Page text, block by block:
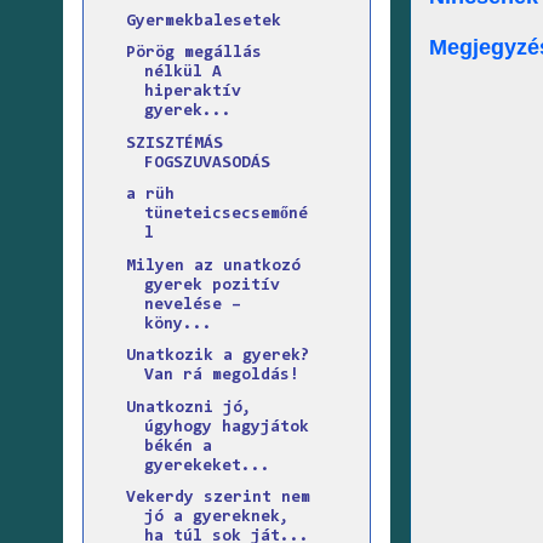
Gyermekbalesetek
Pörög megállás
nélkül A
hiperaktív
gyerek...
SZISZTÉMÁS
FOGSZUVASODÁS
a rüh
tüneteicsecsemőné
l
Milyen az unatkozó
gyerek pozitív
nevelése –
köny...
Unatkozik a gyerek?
Van rá megoldás!
Unatkozni jó,
úgyhogy hagyjátok
békén a
gyerekeket...
Vekerdy szerint nem
jó a gyereknek,
ha túl sok ját...